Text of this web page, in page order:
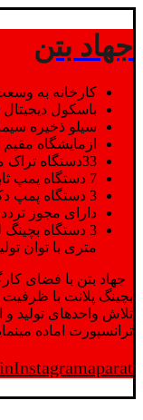
جهاد بتن
کارخانه به وسعت 20000 متر
باسکول دیجیتال 60 تنی استاندارد
سیلو ذخیره سیمان
ازمایشگاه
33دستگاه تراک میکسر
7 دستگاه پمپ ثابت
3 دستگاه پمپ دکل 36-42-52 متری
دارای مجوز
متری با توان تولید 150 متر مکعب در
جهاد بتن با فضای
تلاش واحدهای تولید و
ترانسپورت اماده
Instagramaparat